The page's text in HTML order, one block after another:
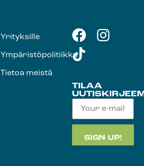
Yrityksille
Ympäristöpolitiikka
Tietoa meistä
TILAA